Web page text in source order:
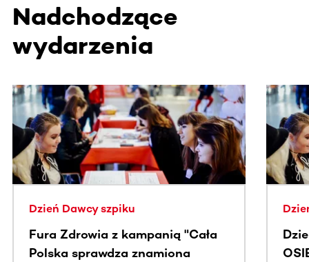
Nadchodzące
wydarzenia
Ta sekcja zawiera treści przewijane w poziomie. Użyj
Dzień Dawcy szpiku
Fura Zdrowia z kampanią "Cała
Polska sprawdza znamiona